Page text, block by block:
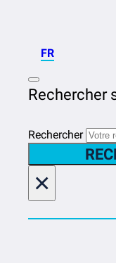
FR
Rechercher
Rechercher
×